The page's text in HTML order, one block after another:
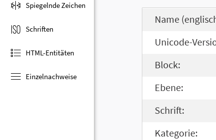
Spiegelnde Zeichen
Schriften
HTML-Entitäten
Einzelnachweise
Name
Unicode-
Block:
Ebene:
Schrift:
Kategorie: